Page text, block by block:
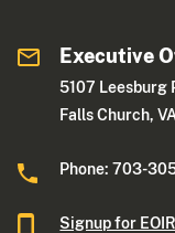
Executive
5107 Leesburg
Falls Church,
Phone: 703-
Signup for